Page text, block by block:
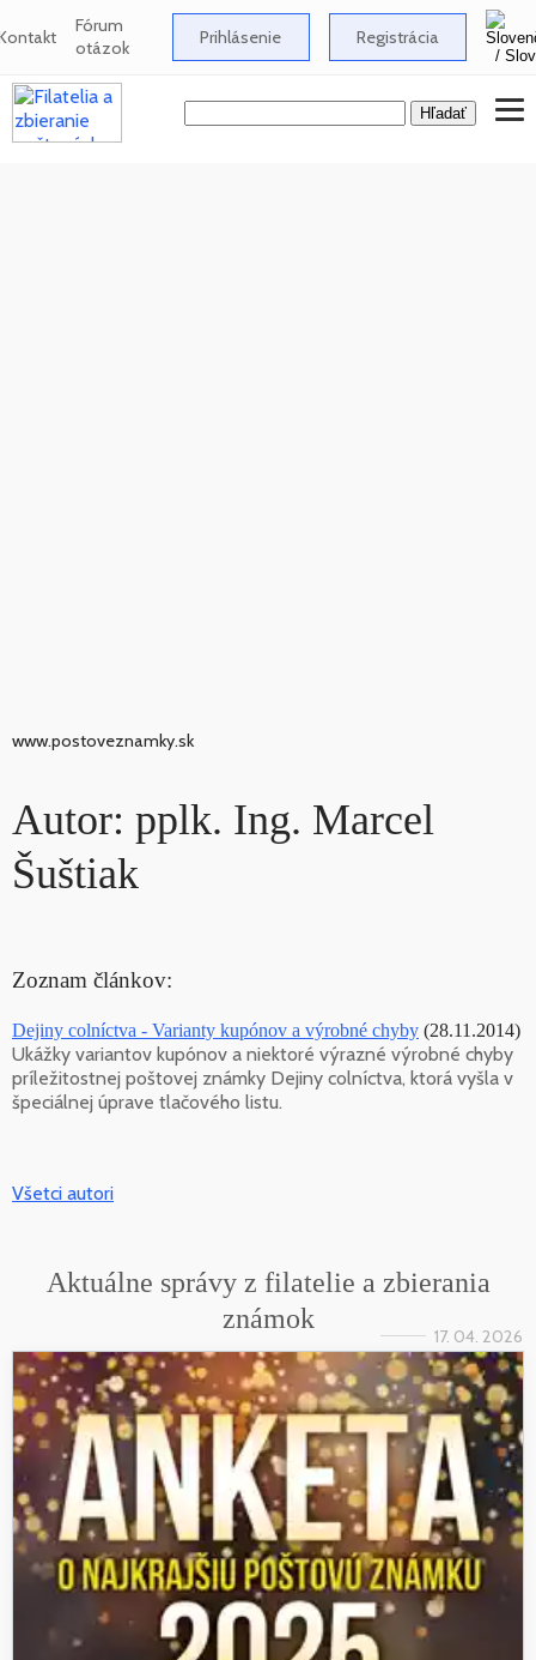
Fórum
otázok Prihlásenie Registrácia
www.postoveznamky.sk
Autor: pplk. Ing. Marcel
Šuštiak
Zoznam článkov:
Dejiny colníctva - Varianty kupónov a výrobné chyby (28.11.2014)
Ukážky variantov kupónov a niektoré výrazné výrobné chyby
príležitostnej poštovej známky Dejiny colníctva, ktorá vyšla v
špeciálnej úprave tlačového listu.
Všetci autori
Aktuálne správy z filatelie a zbierania
známok
17. 04. 2026